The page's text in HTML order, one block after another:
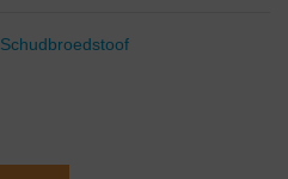
Schudbroedstoof